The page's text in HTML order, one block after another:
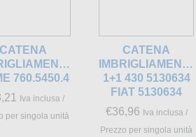
CATENA
760.5450.4
Iva inclusa /
per singola unità
CATENA
IMBRIGLIAMENTO
1+1 430 5130634
FIAT 5130634
€36,96 Iva inclusa /
Prezzo per singola unità